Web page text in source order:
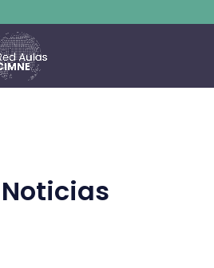
Noticias